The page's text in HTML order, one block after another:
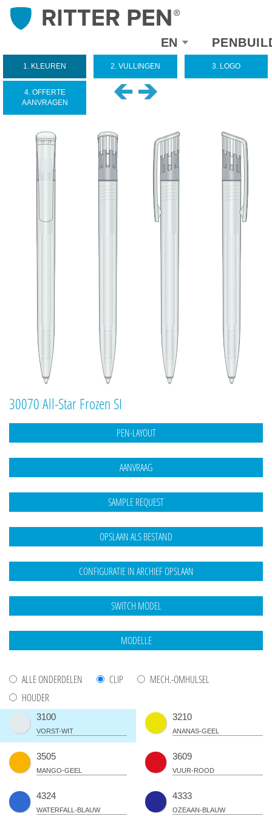
Select
yourEN
1. KLEUREN 2. VULLINGEN 3. LOGO
4. OFFERTE
AANVRAGEN
30070 All-Star Frozen SI
ALLE ONDERDELEN CLIP
MECH.-OMHULSEL
HOUDER
3100
VORST-WIT
3210
ANANAS-GEEL
3505
MANGO-GEEL
3609
VUUR-ROOD
4324
WATERFALL-BLAUW
4333
OZEAAN-BLAUW